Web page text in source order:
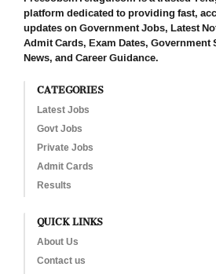
platform dedicated to providing fast,
updates on Government Jobs, Latest
Admit Cards, Exam Dates,
News, and Career Guidance.
CATEGORIES
Latest Jobs
Govt Jobs
Private Jobs
Admit Cards
Results
QUICK LINKS
About Us
Contact us